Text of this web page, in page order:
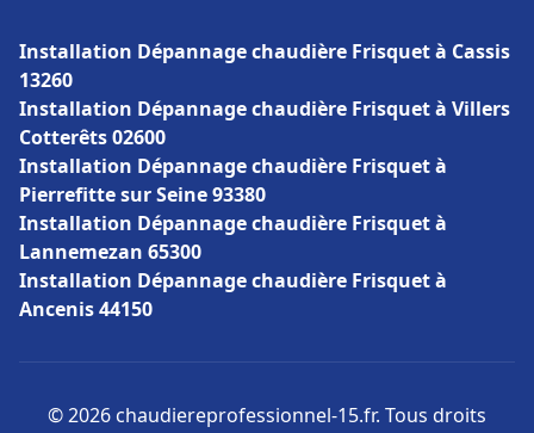
Installation Dépannage chaudière Frisquet à Cassis
13260
Installation Dépannage chaudière Frisquet à Villers
Cotterêts 02600
Installation Dépannage chaudière Frisquet à
Pierrefitte sur Seine 93380
Installation Dépannage chaudière Frisquet à
Lannemezan 65300
Installation Dépannage chaudière Frisquet à
Ancenis 44150
© 2026 chaudiereprofessionnel-15.fr. Tous droits